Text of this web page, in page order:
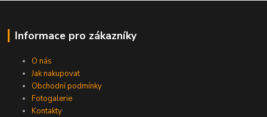
Informace pro zákazníky
O nás
Jak nakupovat
Obchodní podmínky
Fotogalerie
Kontakty